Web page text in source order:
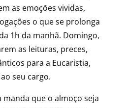
as emoções vividas,
o que se prolonga
1h da manhã. Domingo,
as leituras, preces,
para a Eucaristia,
seu cargo.
que o almoço seja